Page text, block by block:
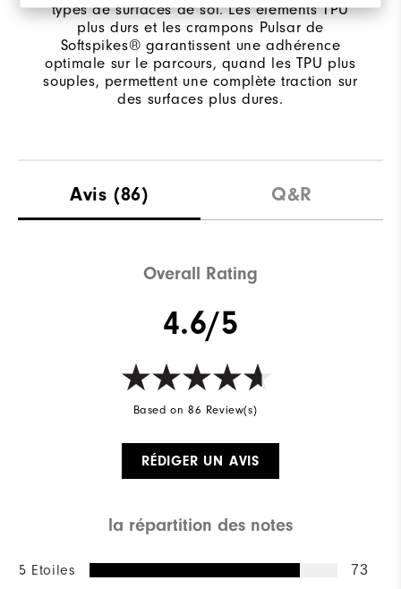
types de surfaces de sol. Les éléments TPU
plus durs et les crampons Pulsar de
Softspikes® garantissent une adhérence
optimale sur le parcours, quand les TPU plus
souples, permettent une complète traction sur
des surfaces plus dures.
Avis (86) Q&R
Overall Rating
4.6/5
Based on 86 Review(s)
RÉDIGER UN AVIS
la répartition des notes
5 Etoiles 73